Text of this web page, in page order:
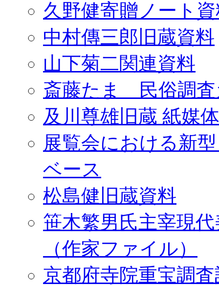
久野健寄贈ノート
中村傳三郎旧蔵資料
山下菊二関連資料
斎藤たま 民俗調査
及川尊雄旧蔵 紙媒
展覧会における新
ベース
松島健旧蔵資料
笹木繁男氏主宰現
（作家ファイル）
京都府寺院重宝調